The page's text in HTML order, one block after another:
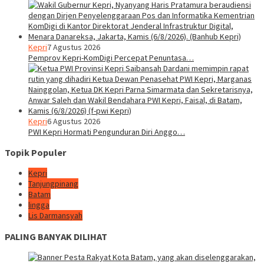
Kepri7 Agustus 2026
Pemprov Kepri-KomDigi Percepat Penuntasa…
Kepri6 Agustus 2026
PWI Kepri Hormati Pengunduran Diri Anggo…
Topik Populer
Kepri
Tanjungpinang
Batam
lingga
Lis Darmansyah
PALING BANYAK DILIHAT